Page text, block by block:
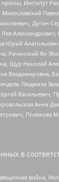
Институт
Милославский
Дугин
Юрий
Рачинский Ян
Щур Николай
Владимировна,
Людмила
Васильевич,
Анна
Полякова
в
война,